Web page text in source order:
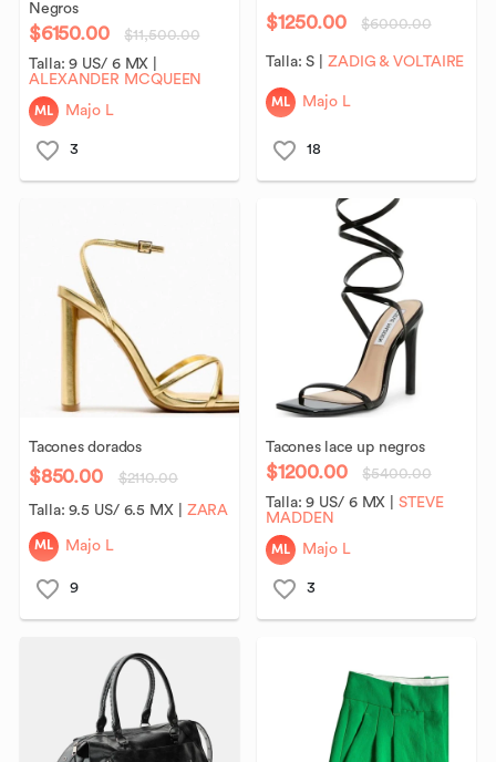
Negros
$6150.00
$11,500.00
Talla:9 US/ 6 MX
ALEXANDER MCQUEEN
ML Majo L
3
$1250.00 $6000.00
Talla:S ZADIG & VOLTAIRE
ML Majo L
18
Tacones dorados
$850.00 $2110.00
Talla:9.5 US/ 6.5 MX| ZARA
ML Majo L
9
Tacones lace up negros
$1200.00
$5400.00
Talla:9 US/ 6 MX
STEVE
MADDEN
ML Majo L
3